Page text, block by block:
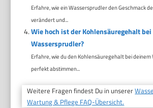
Erfahre, wie ein Wassersprudler den Geschmack
verändert und...
Wie hoch ist der Kohlensäuregehalt
Wassersprudler?
Erfahre, wie du den Kohlensäuregehalt bei
perfekt abstimmen...
Weitere Fragen findest Du in unserer
Wartung & Pflege FAQ-Übersicht.